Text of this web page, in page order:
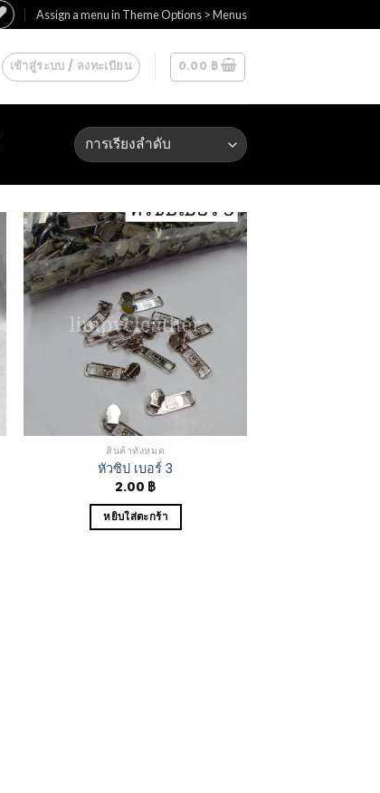
Assign a menu in Theme Options > Menus
เข้าสู่ระบบ / ลงทะเบียน 0.00 ฿
สินค้าทั้งหมด
หัวซิป เบอร์ 3
2.00 ฿
หยิบใส่ตะกร้า